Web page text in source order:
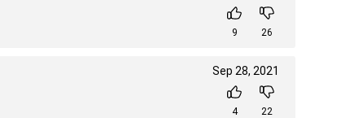
9 26
Sep 28, 2021
4 22